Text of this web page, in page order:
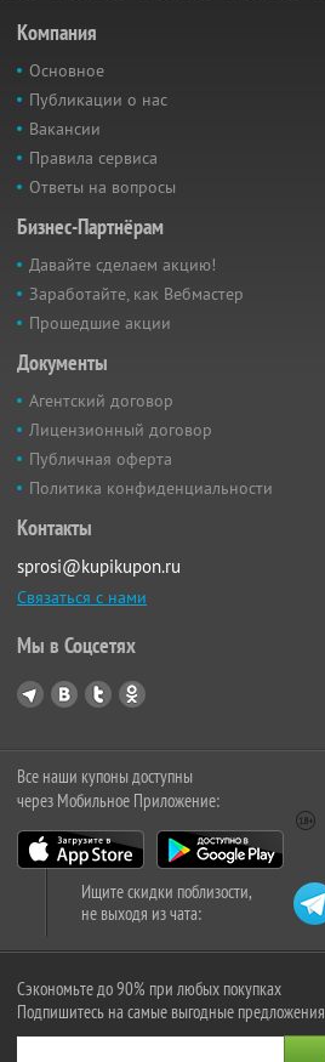
Компания
Основное
Публикации о нас
Вакансии
Правила сервиса
Ответы на вопросы
Бизнес-Партнёрам
Давайте сделаем акцию!
Заработайте, как Вебмастер
Прошедшие акции
Документы
Агентский договор
Лицензионный договор
Публичная оферта
Политика конфиденциальности
Контакты
sprosi@kupikupon.ru
Связаться с нами
Мы в Соцсетях
Все наши купоны доступны
через Мобильное Приложение:
Ищите скидки поблизости,
не выходя из чата:
Сэкономьте до 90% при любых покупках
Подпишитесь на самые выгодные предложения